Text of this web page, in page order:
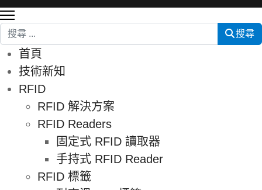
搜尋 搜尋
首頁
技術新知
RFID
RFID 解決方案
RFID Readers
固定式 RFID 讀取器
手持式 RFID Reader
RFID 標籤